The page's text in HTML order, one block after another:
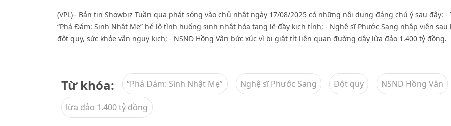
(VPL)– Bản tin Showbiz Tuần qua phát sóng vào chủ nhật ngày 17/08/2025 có những nội dung đáng chú ý sau đây: -
“Phá Đám: Sinh Nhật Mẹ” hé lộ tình huống sinh nhật hóa tang lễ đầy kịch tính; - Nghệ sĩ Phước Sang nhập viện sau
đột quỵ, sức khỏe vẫn nguy kịch; - NSND Hồng Vân bức xúc vì bị giật tít liên quan đường dây lừa đảo 1.400 tỷ đồng.
Từ khóa: “Phá Đám: Sinh Nhật Mẹ” Nghệ sĩ Phước Sang Đột quỵ NSND Hồng Vân
lừa đảo 1.400 tỷ đồng